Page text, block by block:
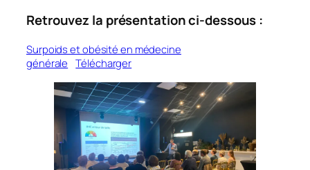
Retrouvez la présentation ci-dessous :
Surpoids et obésité en médecine
générale
Télécharger